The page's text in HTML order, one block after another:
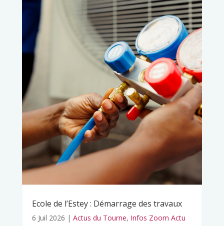
Ecole de l’Estey : Démarrage des travaux
6 Juil 2026 | Actus du Tourne, Infos Zoom Actu